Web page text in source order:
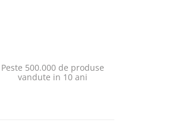
Peste 500.000 de produse
vandute in 10 ani